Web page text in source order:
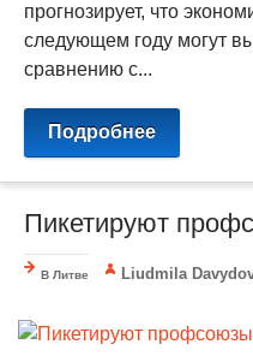
прогнозирует, что
следующем году могут
сравнению с...
Подробнее
Пикетируют
В Литве Liudmila